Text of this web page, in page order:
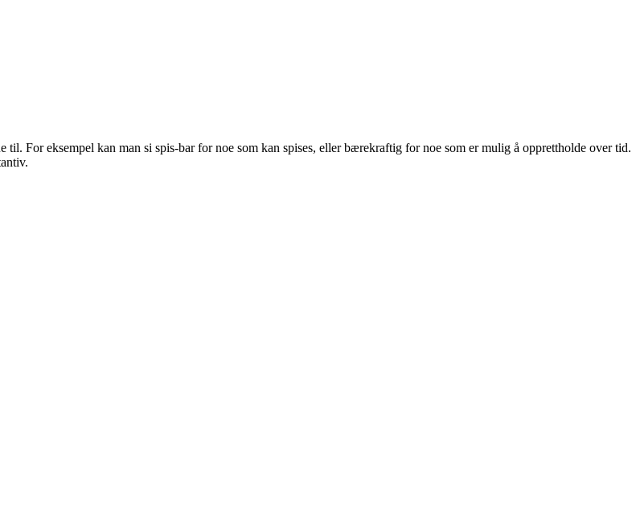
For eksempel kan man si spis-bar for noe som kan spises, eller bærekraftig for noe som er mulig å opprettholde over tid.